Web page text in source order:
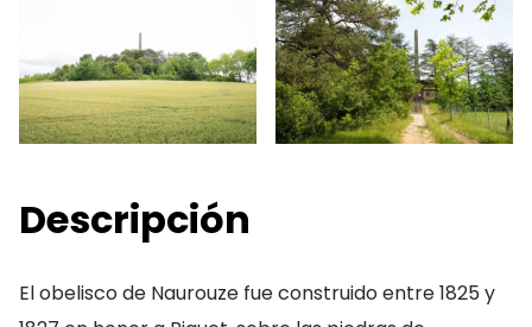
Descripción
El obelisco de Naurouze fue construido entre 1825 y